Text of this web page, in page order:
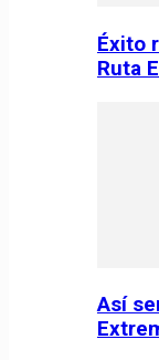
Éxito
Ruta
Así